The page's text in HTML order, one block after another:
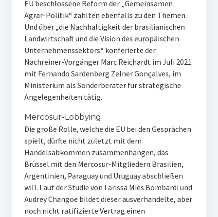
EU beschlossene Reform der „Gemeinsamen
Agrar-Politik“ zählten ebenfalls zu den Themen.
Und über „die Nachhaltigkeit der brasilianischen
Landwirtschaft und die Vision des europäischen
Unternehmenssektors“ konferierte der
Nachreiner-Vorgänger Marc Reichardt im Juli 2021
mit Fernando Sardenberg Zelner Gonçalves, im
Ministerium als Sonderberater für strategische
Angelegenheiten tätig.
Mercosur-Lobbying
Die große Rolle, welche die EU bei den Gesprächen
spielt, dürfte nicht zuletzt mit dem
Handelsabkommen zusammenhängen, das
Brüssel mit den Mercosur-Mitgliedern Brasilien,
Argentinien, Paraguay und Uruguay abschließen
will. Laut der Studie von Larissa Mies Bombardi und
Audrey Changoe bildet dieser ausverhandelte, aber
noch nicht ratifizierte Vertrag einen